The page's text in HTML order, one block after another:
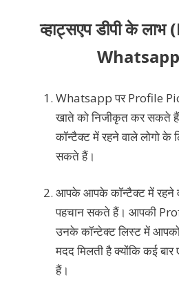
व्हाट्सएप डीपी के
Whatsapp पर Profile
खाते को निजीकृत कर सकते
कॉन्टैक्ट में रहने वाले लोगो
सकते हैं।
आपके आपके कॉन्टैक्ट में रहने
पहचान सकते हैं। आपकी
उनके कॉन्टेक्ट लिस्ट में
मदद मिलती है क्योंकि कई
हैं।